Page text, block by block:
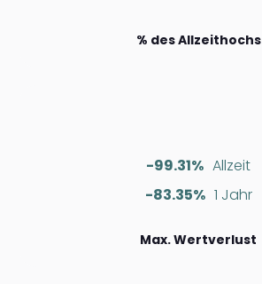
% des Allzeithochs
-99.31% Allzeit
-83.35% 1 Jahr
Max. Wertverlust